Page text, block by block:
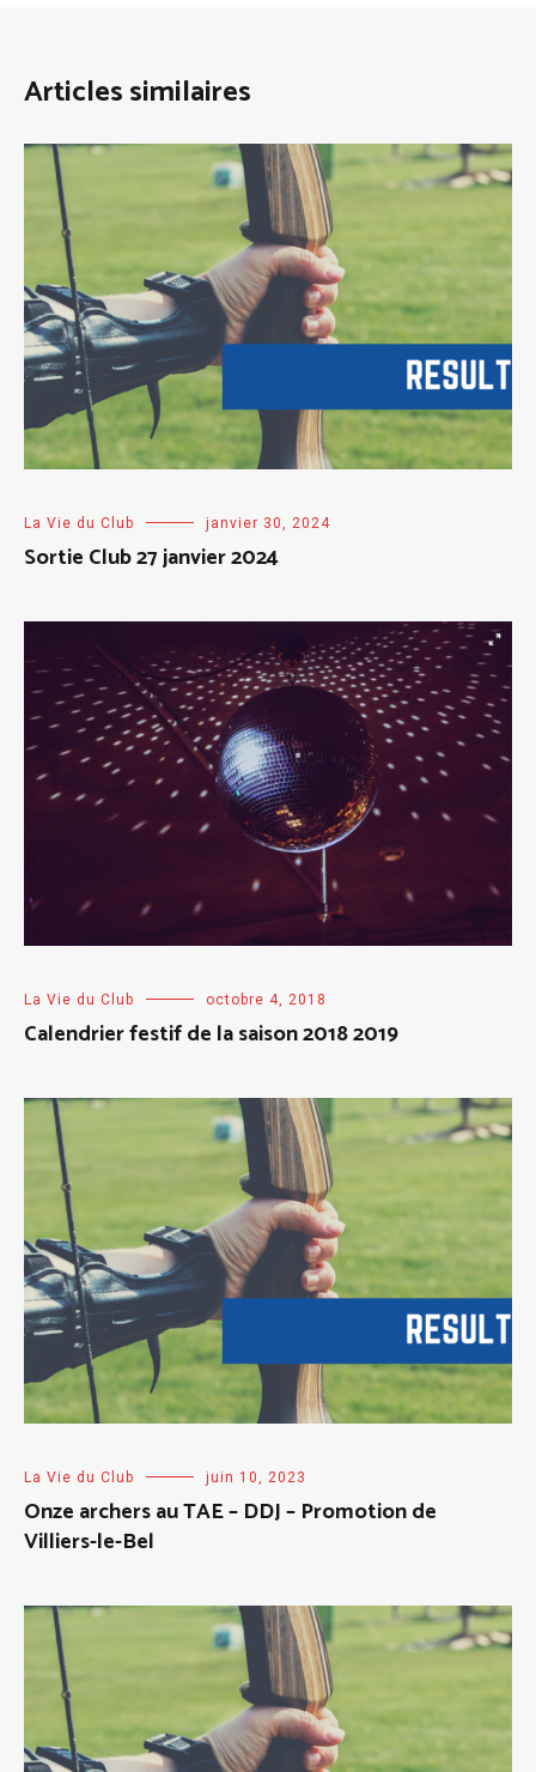
Articles similaires
La Vie du Club janvier 30, 2024
Sortie Club 27 janvier 2024
La Vie du Club octobre 4, 2018
Calendrier festif de la saison 2018 2019
La Vie du Club juin 10, 2023
Onze archers au TAE – DDJ – Promotion de
Villiers-le-Bel